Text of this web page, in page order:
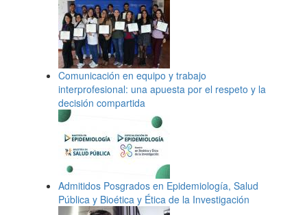
Comunicación en equipo y trabajo
interprofesional: una apuesta por el respeto y la
decisión compartida
Admitidos Posgrados en Epidemiología, Salud
Pública y Bioética y Ética de la Investigación